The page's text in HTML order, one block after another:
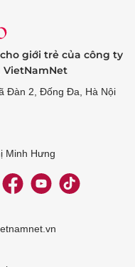
giới trẻ của công ty
Đàn 2, Đống Đa, Hà Nội
Minh Hưng